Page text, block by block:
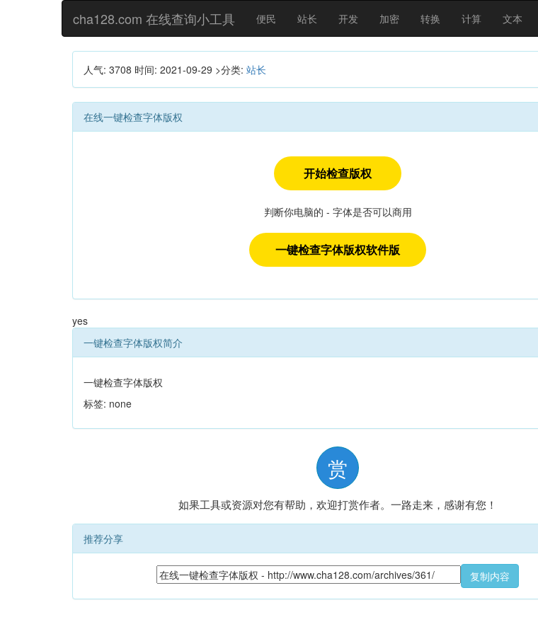
cha128.com 在线查询小工具 便民 站长 开发 加密 转换 计算 文本
人气: 3708 时间: 2021-09-29 >分类: 站长
在线一键检查字体版权
开始检查版权
判断你电脑的 - 字体是否可以商用
一键检查字体版权软件版
yes
一键检查字体版权简介
一键检查字体版权
标签: none
赏
如果工具或资源对您有帮助，欢迎打赏作者。一路走来，感谢有您！
推荐分享
复制内容